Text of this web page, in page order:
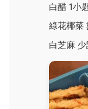
白醋 1小
綠花椰菜
白芝麻